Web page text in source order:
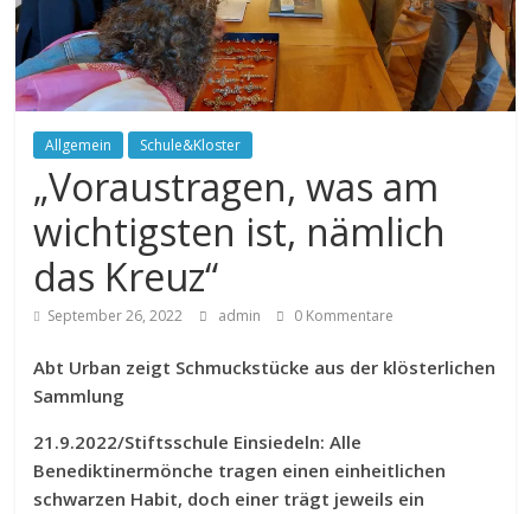
Allgemein Schule&Kloster
„Voraustragen, was am
wichtigsten ist, nämlich
das Kreuz“
September 26, 2022 admin 0 Kommentare
Abt Urban zeigt Schmuckstücke aus der klösterlichen
Sammlung
21.9.2022/Stiftsschule Einsiedeln: Alle
Benediktinermönche tragen einen einheitlichen
schwarzen Habit, doch einer trägt jeweils ein